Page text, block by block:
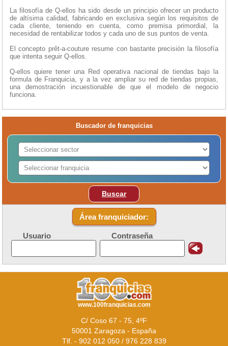
La filosofía de Q-ellos ha sido desde un principio ofrecer un producto
de altísima calidad, fabricando en exclusiva según los requisitos de
cada cliente, teniendo en cuenta, como premisa primordial, la
necesidad de rentabilizar todos y cada uno de sus puntos de venta.
El concepto prêt-a-couture resume con bastante precisión la filosofía
que intenta seguir Q-ellos.
Q-ellos quiere tener una Red operativa nacional de tiendas bajo la
formula de Franquicia, y a la vez ampliar su red de tiendas propias,
una demostración incuestionable de que el modelo de negocio
funciona.
Buscador de franquicias
Buscar
Área franquiciador:
Usuario Contraseña
www.100franquicias.com
C/ Coso 67 - 75, 4ºF
50001 Zaragoza - España
Tlf. - 902 012 050 / 976 228 839